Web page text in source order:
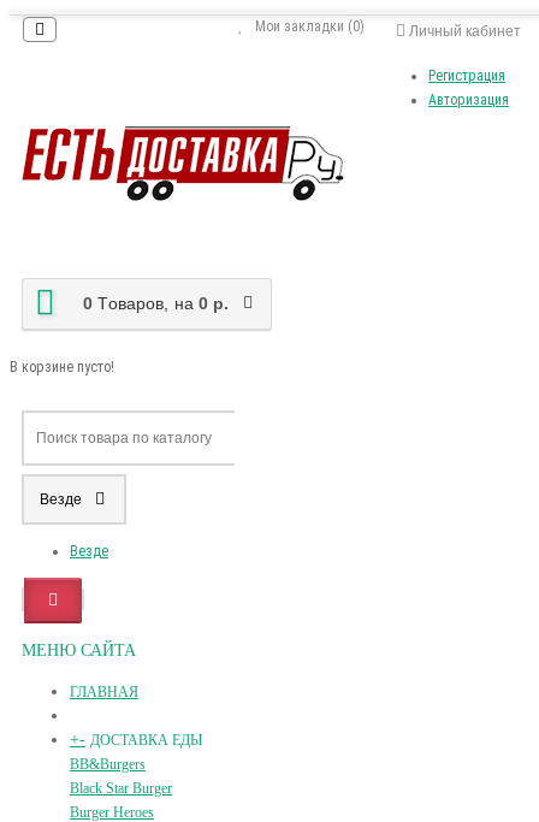
Личный кабинет
Регистрация
Авторизация
Мои закладки (0)
0 Tоваров, на 0 р.
В корзине пусто!
Везде
Везде
МЕНЮ САЙТА
ГЛАВНАЯ
+- ДОСТАВКА ЕДЫ
BB&Burgers
Black Star Burger
Burger Heroes